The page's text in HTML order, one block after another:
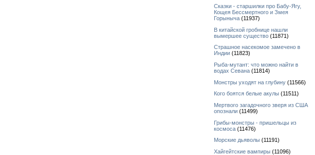
Сказки - старшилки про Бабу-Ягу,
Кощея Бессмертного и Змея
Горыныча (11937)
В китайской гробнице нашли
вымершее существо (11871)
Страшное насекомое замечено в
Индии (11823)
Рыба-мутант: что можно найти в
водах Севана (11814)
Монстры уходят на глубину (11566)
Кого боятся белые акулы (11511)
Мертвого загадочного зверя из США
опознали (11499)
Грибы-монстры - пришельцы из
космоса (11476)
Морские дьяволы (11191)
Хайгейтские вампиры (11096)